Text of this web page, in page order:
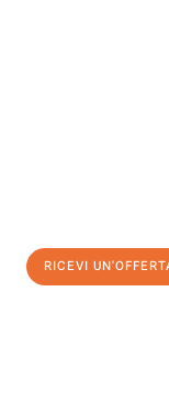
RICEVI